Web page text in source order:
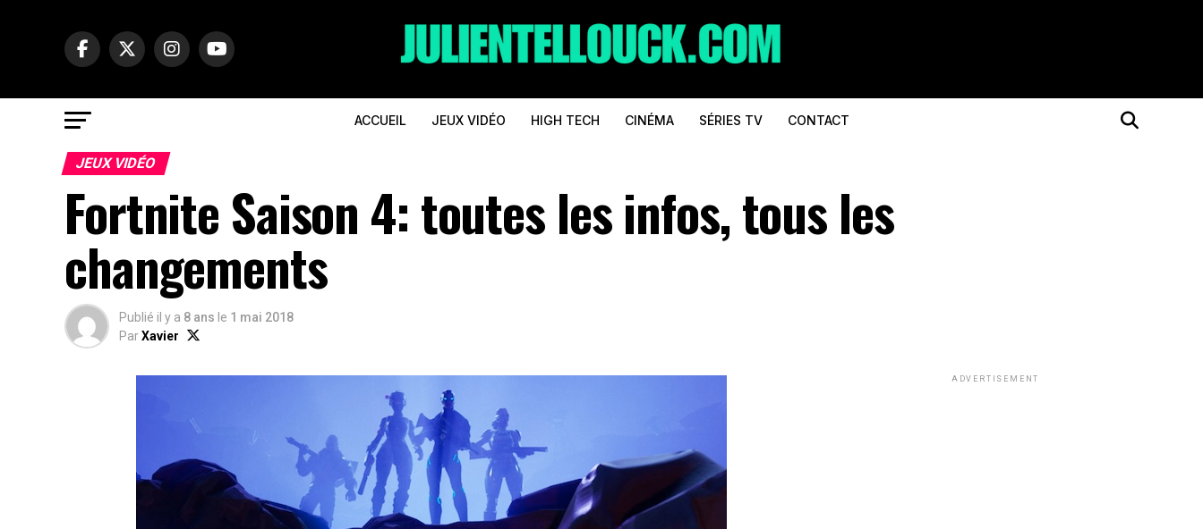
ACCUEIL JEUX VIDÉO HIGH TECH CINÉMA SÉRIES TV CONTACT
JEUX VIDÉO
Fortnite Saison 4: toutes les infos, tous les
changements
Publié il y a 8 ans le 1 mai 2018
ParXavier
ADVERTISEMENT